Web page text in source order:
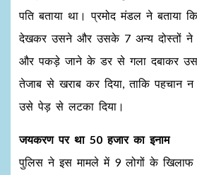
पति बताया था। प्रमोद मंडल ने बताया
देखकर उसने और उसके 7 अन्य दोस्तों ने
और पकड़े जाने के डर से गला दबाकर
तेजाब से खराब कर दिया, ताकि
उसे पेड़ से लटका दिया।
जयकरण पर था 50 हजार का इनाम
पुलिस ने इस मामले में 9 लोगों के खिलाफ